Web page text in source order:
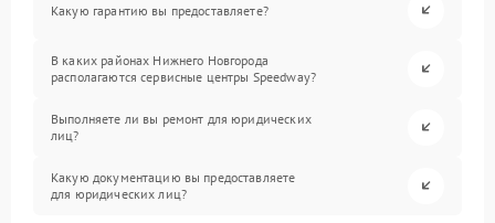
Какую гарантию вы предоставляете?
В каких районах Нижнего Новгорода
располагаются сервисные центры Speedway?
Выполняете ли вы ремонт для юридических
лиц?
Какую документацию вы предоставляете
для юридических лиц?